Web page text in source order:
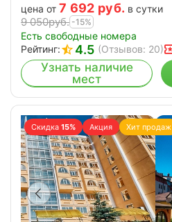
цена от 7 692 руб. в сутки
9 050руб. -15%
Есть свободные номера
Рейтинг:
4.5 (Отзывов: 20)
Узнать наличие
мест
Скидка 15% Акция Хит продаж